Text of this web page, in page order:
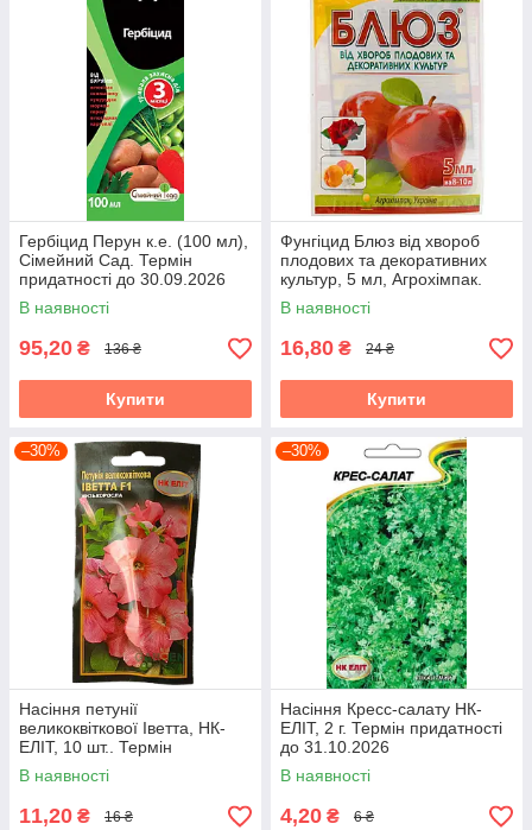
Гербіцид Перун к.е. (100 мл),
Сімейний Сад. Термін
придатності до 30.09.2026
В наявності
95,20 ₴ 136 ₴
Купити
Фунгіцид Блюз від хвороб
плодових та декоративних
культур, 5 мл, Агрохімпак.
Термін придатності до
04.08.2026
В наявності
16,80 ₴ 24 ₴
Купити
–30%
Насіння петунії
великоквіткової Іветта, НК-
ЕЛІТ, 10 шт.. Термін
придатності до 31.10.2026
В наявності
11,20 ₴ 16 ₴
–30%
Насіння Кресс-салату НК-
ЕЛІТ, 2 г. Термін придатності
до 31.10.2026
В наявності
4,20 ₴ 6 ₴